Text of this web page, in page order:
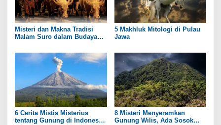
Misteri dan Makna Tradisi
Malam Suro dalam Budaya
5 Makhluk Mitologi di Pulau
Jawa
6 Cerita Mistis Misterius
tentang Gunung di Indonesia
8 Misteri Menyeramkan
Gunung Wilis, Ada Sosok